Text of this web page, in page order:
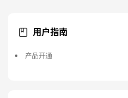
用户指南
产品开通